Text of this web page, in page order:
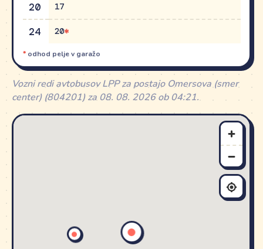
20 17
24 20
*odhod pelje v garažo
Vozni redi avtobusov LPP za postajo Omersova (smer
center) (804201) za 08. 08. 2026 ob 04:21.